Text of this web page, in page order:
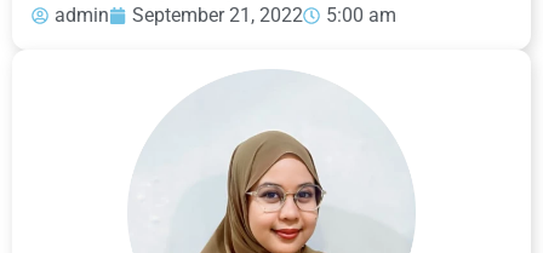
admin September 21, 2022 5:00 am